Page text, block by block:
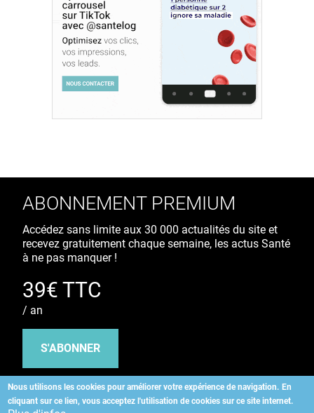
Nous utilisons les cookies pour améliorer votre expérience de navigation. En
cliquant sur ce lien, vous acceptez l'utilisation de cookies sur ce site internet.
ABONNEMENT PREMIUM
Accédez sans limite aux 30 000 actualités du site et
recevez gratuitement chaque semaine, les actus Santé
à ne pas manquer !
39€ TTC
/ an
S'ABONNER
Copyright©2026 ALLIEDHEALTH